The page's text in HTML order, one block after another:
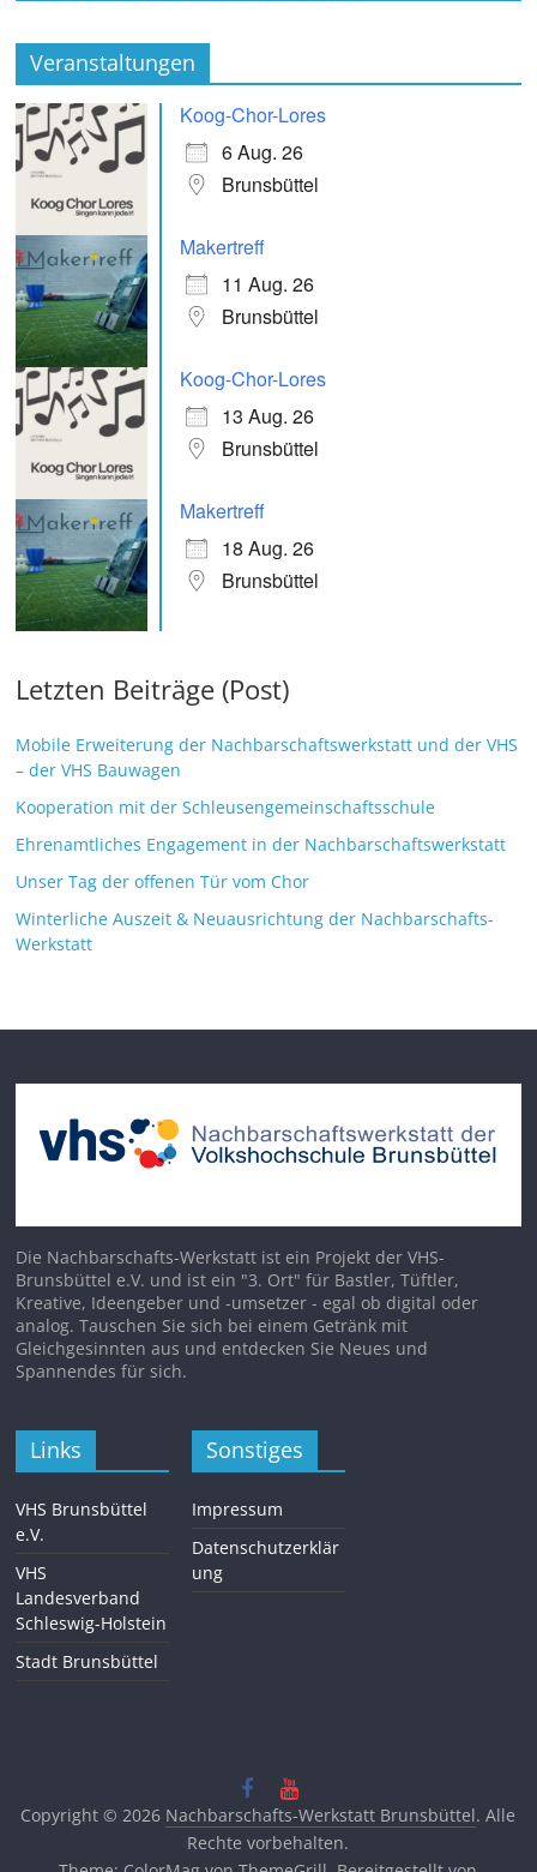
Veranstaltungen
Koog-Chor-Lores
6 Aug. 26
Brunsbüttel
Makertreff
11 Aug. 26
Brunsbüttel
Koog-Chor-Lores
13 Aug. 26
Brunsbüttel
Makertreff
18 Aug. 26
Brunsbüttel
Letzten Beiträge (Post)
Mobile Erweiterung der Nachbarschaftswerkstatt und der VHS
– der VHS Bauwagen
Kooperation mit der Schleusengemeinschaftsschule
Ehrenamtliches Engagement in der Nachbarschaftswerkstatt
Unser Tag der offenen Tür vom Chor
Winterliche Auszeit & Neuausrichtung der Nachbarschafts-
Werkstatt
Die Nachbarschafts-Werkstatt ist ein Projekt der VHS-
Brunsbüttel e.V. und ist ein "3. Ort" für Bastler, Tüftler,
Kreative, Ideengeber und -umsetzer - egal ob digital oder
analog. Tauschen Sie sich bei einem Getränk mit
Gleichgesinnten aus und entdecken Sie Neues und
Spannendes für sich.
Links
VHS Brunsbüttel
e.V.
VHS
Landesverband
Schleswig-Holstein
Stadt Brunsbüttel
Sonstiges
Impressum
Datenschutzerklär
ung
Copyright © 2026 Nachbarschafts-Werkstatt Brunsbüttel. Alle
Rechte vorbehalten.